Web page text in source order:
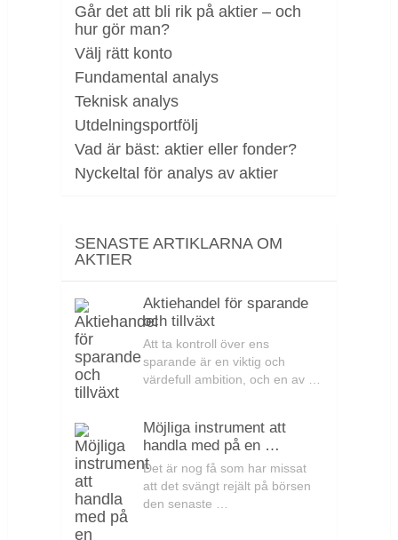
Går det att bli rik på aktier – och
hur gör man?
Välj rätt konto
Fundamental analys
Teknisk analys
Utdelningsportfölj
Vad är bäst: aktier eller fonder?
Nyckeltal för analys av aktier
SENASTE ARTIKLARNA OM
AKTIER
Aktiehandel för sparande
och tillväxt
Att ta kontroll över ens
sparande är en viktig och
värdefull ambition, och en av …
Möjliga instrument att
handla med på en …
Det är nog få som har missat
att det svängt rejält på börsen
den senaste …